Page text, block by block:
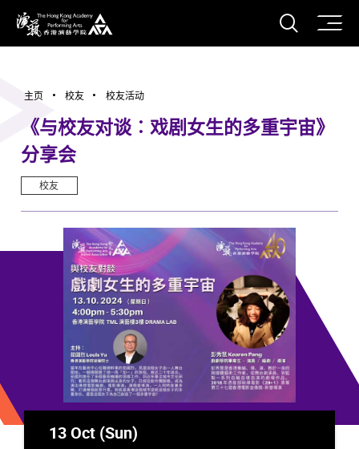
香港演艺学院
打开
主页 校友 校友活动
《与校友对谈︰戏剧女生的多重宇宙》
分享会
校友
13 Oct (Sun)